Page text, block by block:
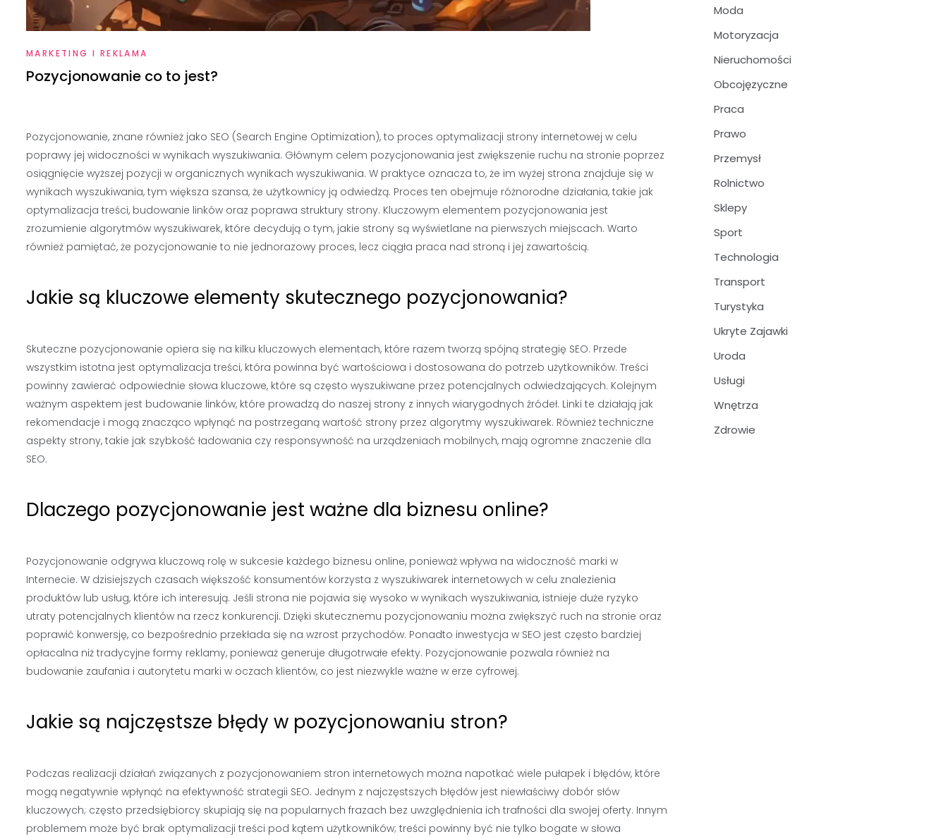
MARKETING I REKLAMA
Pozycjonowanie co to jest?
Pozycjonowanie, znane również jako SEO (Search Engine Optimization), to proces optymalizacji strony internetowej w celu
poprawy jej widoczności w wynikach wyszukiwania. Głównym celem pozycjonowania jest zwiększenie ruchu na stronie poprzez
osiągnięcie wyższej pozycji w organicznych wynikach wyszukiwania. W praktyce oznacza to, że im wyżej strona znajduje się w
wynikach wyszukiwania, tym większa szansa, że użytkownicy ją odwiedzą. Proces ten obejmuje różnorodne działania, takie jak
optymalizacja treści, budowanie linków oraz poprawa struktury strony. Kluczowym elementem pozycjonowania jest
zrozumienie algorytmów wyszukiwarek, które decydują o tym, jakie strony są wyświetlane na pierwszych miejscach. Warto
również pamiętać, że pozycjonowanie to nie jednorazowy proces, lecz ciągła praca nad stroną i jej zawartością.
Jakie są kluczowe elementy skutecznego pozycjonowania?
Skuteczne pozycjonowanie opiera się na kilku kluczowych elementach, które razem tworzą spójną strategię SEO. Przede
wszystkim istotna jest optymalizacja treści, która powinna być wartościowa i dostosowana do potrzeb użytkowników. Treści
powinny zawierać odpowiednie słowa kluczowe, które są często wyszukiwane przez potencjalnych odwiedzających. Kolejnym
ważnym aspektem jest budowanie linków, które prowadzą do naszej strony z innych wiarygodnych źródeł. Linki te działają jak
rekomendacje i mogą znacząco wpłynąć na postrzeganą wartość strony przez algorytmy wyszukiwarek. Również techniczne
aspekty strony, takie jak szybkość ładowania czy responsywność na urządzeniach mobilnych, mają ogromne znaczenie dla
SEO.
Dlaczego pozycjonowanie jest ważne dla biznesu online?
Pozycjonowanie odgrywa kluczową rolę w sukcesie każdego biznesu online, ponieważ wpływa na widoczność marki w
Internecie. W dzisiejszych czasach większość konsumentów korzysta z wyszukiwarek internetowych w celu znalezienia
produktów lub usług, które ich interesują. Jeśli strona nie pojawia się wysoko w wynikach wyszukiwania, istnieje duże ryzyko
utraty potencjalnych klientów na rzecz konkurencji. Dzięki skutecznemu pozycjonowaniu można zwiększyć ruch na stronie oraz
poprawić konwersję, co bezpośrednio przekłada się na wzrost przychodów. Ponadto inwestycja w SEO jest często bardziej
opłacalna niż tradycyjne formy reklamy, ponieważ generuje długotrwałe efekty. Pozycjonowanie pozwala również na
budowanie zaufania i autorytetu marki w oczach klientów, co jest niezwykle ważne w erze cyfrowej.
Jakie są najczęstsze błędy w pozycjonowaniu stron?
Podczas realizacji działań związanych z pozycjonowaniem stron internetowych można napotkać wiele pułapek i błędów, które
mogą negatywnie wpłynąć na efektywność strategii SEO. Jednym z najczęstszych błędów jest niewłaściwy dobór słów
kluczowych; często przedsiębiorcy skupiają się na popularnych frazach bez uwzględnienia ich trafności dla swojej oferty. Innym
problemem może być brak optymalizacji treści pod kątem użytkowników; treści powinny być nie tylko bogate w słowa
Moda
Motoryzacja
Nieruchomości
Obcojęzyczne
Praca
Prawo
Przemysł
Rolnictwo
Sklepy
Sport
Technologia
Transport
Turystyka
Ukryte Zajawki
Uroda
Usługi
Wnętrza
Zdrowie